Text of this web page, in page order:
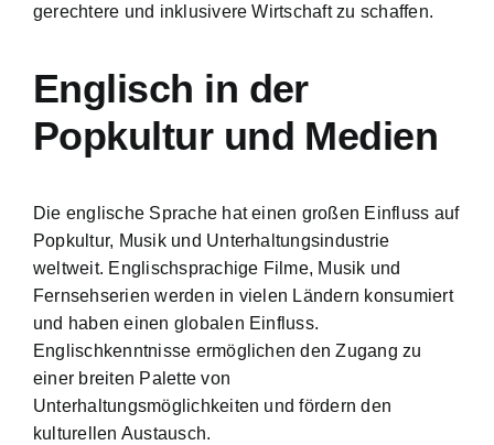
gerechtere und inklusivere Wirtschaft zu schaffen.
Englisch in der
Popkultur und Medien
Die englische Sprache hat einen großen Einfluss auf
Popkultur, Musik und Unterhaltungsindustrie
weltweit. Englischsprachige Filme, Musik und
Fernsehserien werden in vielen Ländern konsumiert
und haben einen globalen Einfluss.
Englischkenntnisse ermöglichen den Zugang zu
einer breiten Palette von
Unterhaltungsmöglichkeiten und fördern den
kulturellen Austausch.